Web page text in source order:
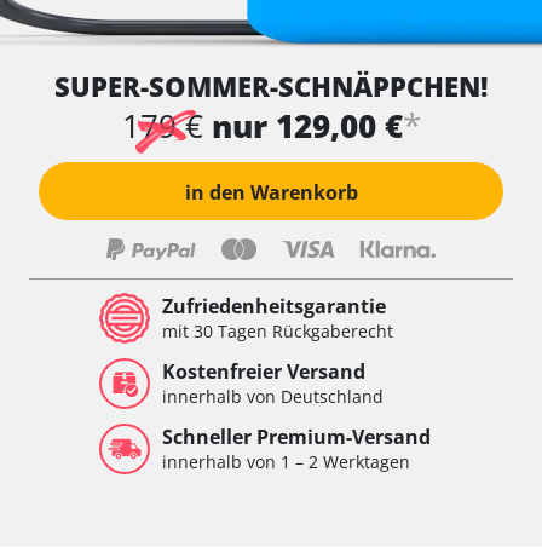
SUPER-SOMMER-SCHNÄPPCHEN!
179 € nur 129,00 €*
in den Warenkorb
Zufriedenheitsgarantie
mit 30 Tagen Rückgaberecht
Kostenfreier Versand
innerhalb von Deutschland
Schneller Premium-Versand
innerhalb von 1 – 2 Werktagen